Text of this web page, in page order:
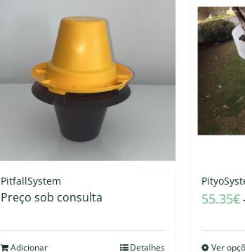
PitfallSystem
Preço sob consulta
Adicionar Detalhes
55.35€
Ver